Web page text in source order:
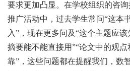
要求更加凸显。在学校组织的咨
推广活动中，过去学生常问“这本
入”，现在更多问及“这个主题应
摘要能不能直接用”“论文中的观
靠”，这些问题都在提醒我们，数